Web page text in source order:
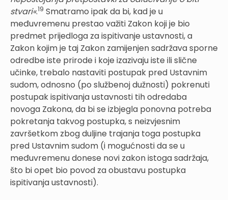
stvari«.19 Smatramo ipak da bi, kad je u
međuvremenu prestao važiti Zakon koji je bio
predmet prijedloga za ispitivanje ustavnosti, a
Zakon kojim je taj Zakon zamijenjen sadržava sporne
odredbe iste prirode i koje izazivaju iste ili slične
učinke, trebalo nastaviti postupak pred Ustavnim
sudom, odnosno (po službenoj dužnosti) pokrenuti
postupak ispitivanja ustavnosti tih odredaba
novoga Zakona, da bi se izbjegla ponovna potreba
pokretanja takvog postupka, s neizvjesnim
završetkom zbog duljine trajanja toga postupka
pred Ustavnim sudom (i mogućnosti da se u
međuvremenu donese novi zakon istoga sadržaja,
što bi opet bio povod za obustavu postupka
ispitivanja ustavnosti).